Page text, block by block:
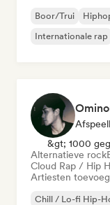
Boor/Trui
Internationale rap
&gt; 1000
Alternatieve rock
Cloud Rap / Hip
Artiesten
Chill / Lo-fi Hip-